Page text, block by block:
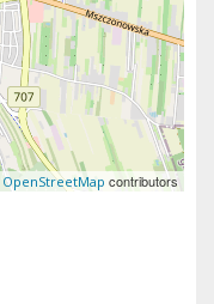
OpenStreetMap contributors